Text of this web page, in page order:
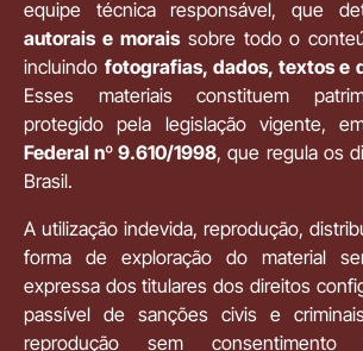
equipe técnica responsável, que
autorais e moraissobre todo o
incluindo fotografias, dados, textos e
Esses materiais constituem
protegido pela legislação vigente,
Federal nº 9.610/1998, que regula os
Brasil.
A utilização indevida, reprodução,
forma de exploração do material
expressa dos titulares dos direitos
passível de sanções civis e
reprodução sem consentimento